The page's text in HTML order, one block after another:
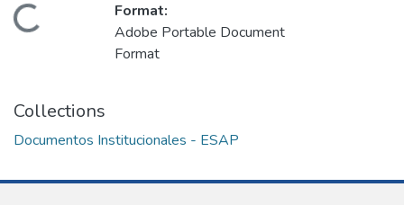
Loading...
Format:
Adobe Portable Document
Format
Collections
Documentos Institucionales - ESAP